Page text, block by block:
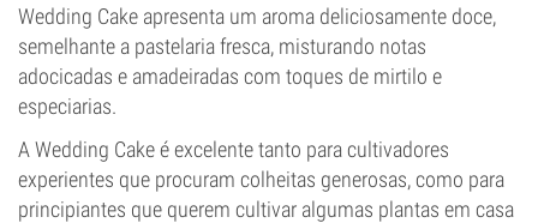
Wedding Cake apresenta um aroma deliciosamente doce,
semelhante a pastelaria fresca, misturando notas
adocicadas e amadeiradas com toques de mirtilo e
especiarias.
A Wedding Cake é excelente tanto para cultivadores
experientes que procuram colheitas generosas, como para
principiantes que querem cultivar algumas plantas em casa